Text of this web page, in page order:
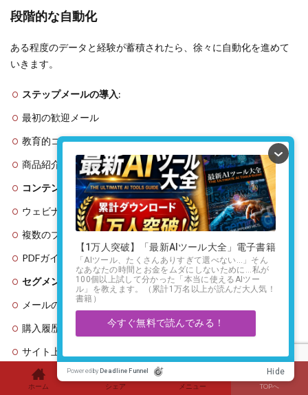
段階的な自動化
ある程度のデータと経験が蓄積されたら、徐々に自動化を進めて
いきます。
ステップメールの導入:
最初の歓迎メール
教育的コンテンツの配信
商品紹介のシーケンス
コンテンツの事前準備:
ウェビナーの録画
複数のブログ記事
PDFガイドやチェックリスト
セグメンテーションの自動化:
メールの開封率やクリック率に基づいて
購入履歴に基づいて
サイト上の行動に基づいて
再購入キャンペーンの自動化:
ホーム シェア メニュー TOPへ